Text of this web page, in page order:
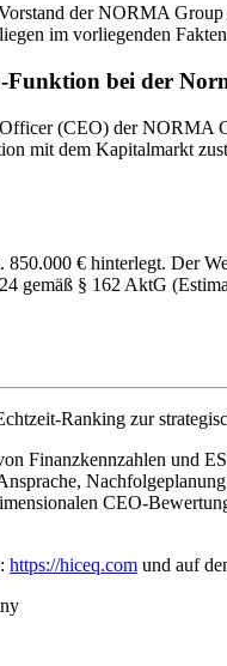
der NORMA
im vorliegenden
Funktion bei der
(CEO) der
mit dem Kapitalmarkt
€ hinterlegt. Der
gemäß § 162 AktG
Ranking zur
Finanzkennzahlen und
CEO-
https://hiceq.com und auf